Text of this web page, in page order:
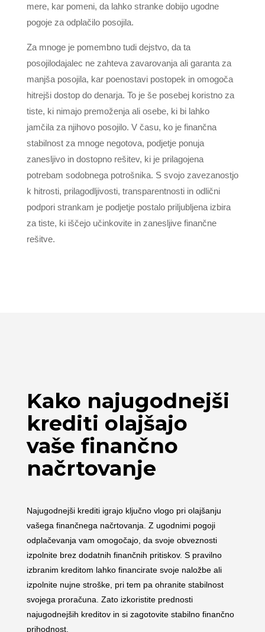
mere, kar pomeni, da lahko stranke dobijo ugodne
pogoje za odplačilo posojila.
Za mnoge je pomembno tudi dejstvo, da ta
posojilodajalec ne zahteva zavarovanja ali garanta za
manjša posojila, kar poenostavi postopek in omogoča
hitrejši dostop do denarja. To je še posebej koristno za
tiste, ki nimajo premoženja ali osebe, ki bi lahko
jamčila za njihovo posojilo. V času, ko je finančna
stabilnost za mnoge negotova, podjetje ponuja
zanesljivo in dostopno rešitev, ki je prilagojena
potrebam sodobnega potrošnika. S svojo zavezanostjo
k hitrosti, prilagodljivosti, transparentnosti in odlični
podpori strankam je podjetje postalo priljubljena izbira
za tiste, ki iščejo učinkovite in zanesljive finančne
rešitve.
Kako najugodnejši
krediti olajšajo
vaše finančno
načrtovanje
Najugodnejši krediti igrajo ključno vlogo pri olajšanju
vašega finančnega načrtovanja. Z ugodnimi pogoji
odplačevanja vam omogočajo, da svoje obveznosti
izpolnite brez dodatnih finančnih pritiskov. S pravilno
izbranim kreditom lahko financirate svoje naložbe ali
izpolnite nujne stroške, pri tem pa ohranite stabilnost
svojega proračuna. Zato izkoristite prednosti
najugodnejših kreditov in si zagotovite stabilno finančno
prihodnost.